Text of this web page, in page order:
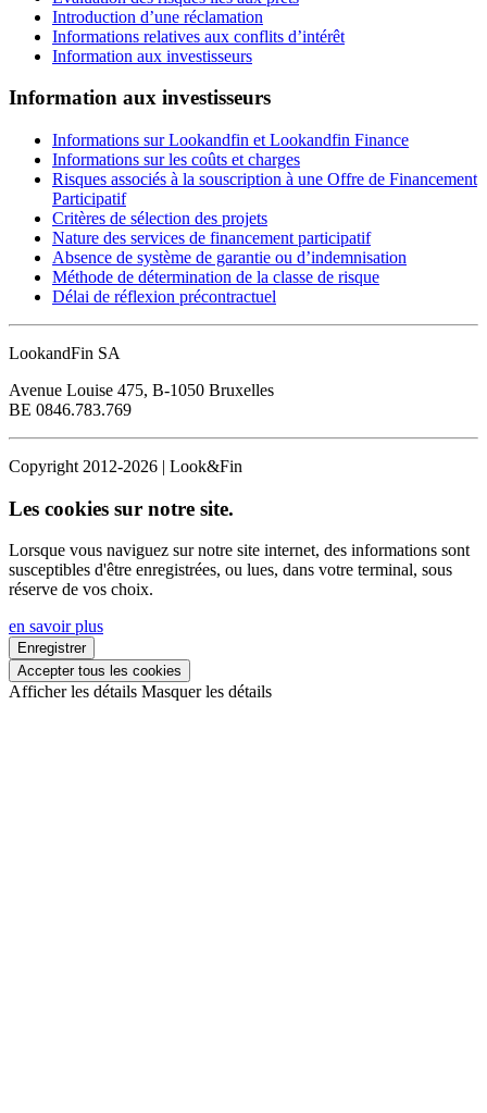
Introduction d’une réclamation
Informations relatives aux conflits d’intérêt
Information aux investisseurs
Information aux investisseurs
Informations sur Lookandfin et Lookandfin Finance
Informations sur les coûts et charges
Risques associés à la souscription à une Offre de Financement
Participatif
Critères de sélection des projets
Nature des services de financement participatif
Absence de système de garantie ou d’indemnisation
Méthode de détermination de la classe de risque
Délai de réflexion précontractuel
LookandFin SA
Avenue Louise 475, B-1050 Bruxelles
BE 0846.783.769
Copyright 2012-2026 | Look&Fin
Les cookies sur notre site.
Lorsque vous naviguez sur notre site internet, des informations sont
susceptibles d'être enregistrées, ou lues, dans votre terminal, sous
réserve de vos choix.
en savoir plus
Enregistrer
Accepter tous les cookies
Afficher les détails Masquer les détails